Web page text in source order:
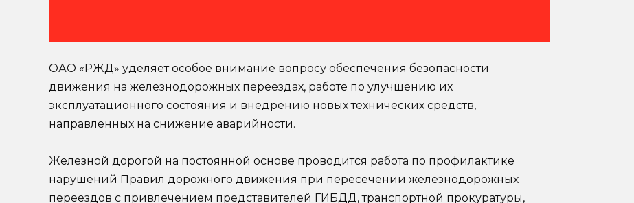
ОАО «РЖД» уделяет особое внимание вопросу обеспечения безопасности
движения на железнодорожных переездах, работе по улучшению их
эксплуатационного состояния и внедрению новых технических средств,
направленных на снижение аварийности.
Железной дорогой на постоянной основе проводится работа по профилактике
нарушений Правил дорожного движения при пересечении железнодорожных
переездов с привлечением представителей ГИБДД, транспортной прокуратуры,